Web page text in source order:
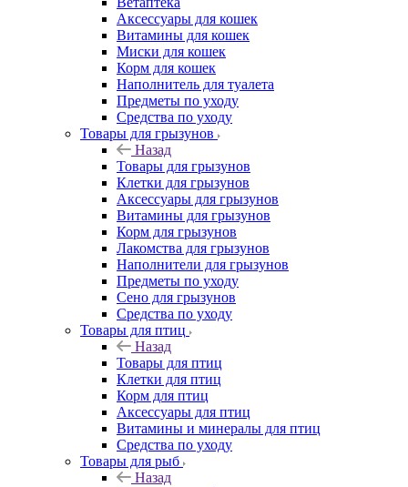
Аксессуары для кошек
Витамины для кошек
Миски для кошек
Корм для кошек
Наполнитель для туалета
Предметы по уходу
Средства по уходу
Товары для грызунов
Назад
Товары для грызунов
Клетки для грызунов
Аксессуары для грызунов
Витамины для грызунов
Корм для грызунов
Лакомства для грызунов
Наполнители для грызунов
Предметы по уходу
Сено для грызунов
Средства по уходу
Товары для птиц
Назад
Товары для птиц
Клетки для птиц
Корм для птиц
Аксессуары для птиц
Витамины и минералы для птиц
Средства по уходу
Товары для рыб
Назад